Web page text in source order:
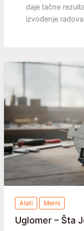
daje tačne
izvođenje
Alati Merni
Uglomer – Šta